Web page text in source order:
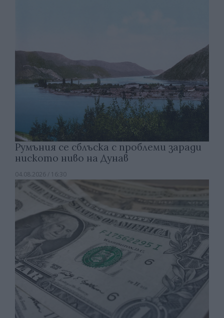
Румъния се сблъска с проблеми заради
ниското ниво на Дунав
04.08.2026 / 16:30